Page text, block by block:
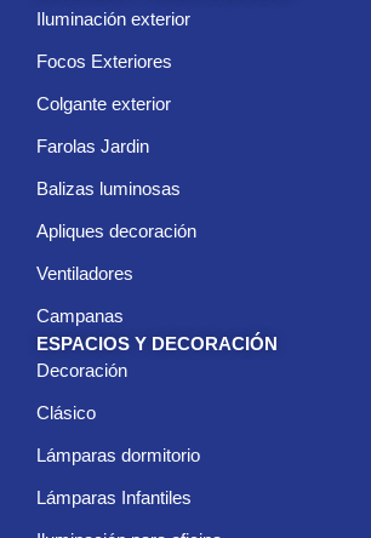
Iluminación exterior
Focos Exteriores
Colgante exterior
Farolas Jardin
Balizas luminosas
Apliques decoración
Ventiladores
Campanas
ESPACIOS Y DECORACIÓN
Decoración
Clásico
Lámparas dormitorio
Lámparas Infantiles